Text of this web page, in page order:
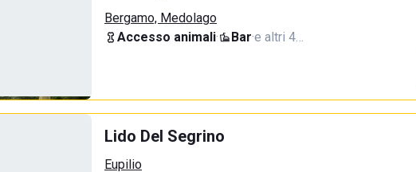
Bergamo, Medolago
Accesso animali· Bar·e altri 4…
Lido Del Segrino
Eupilio